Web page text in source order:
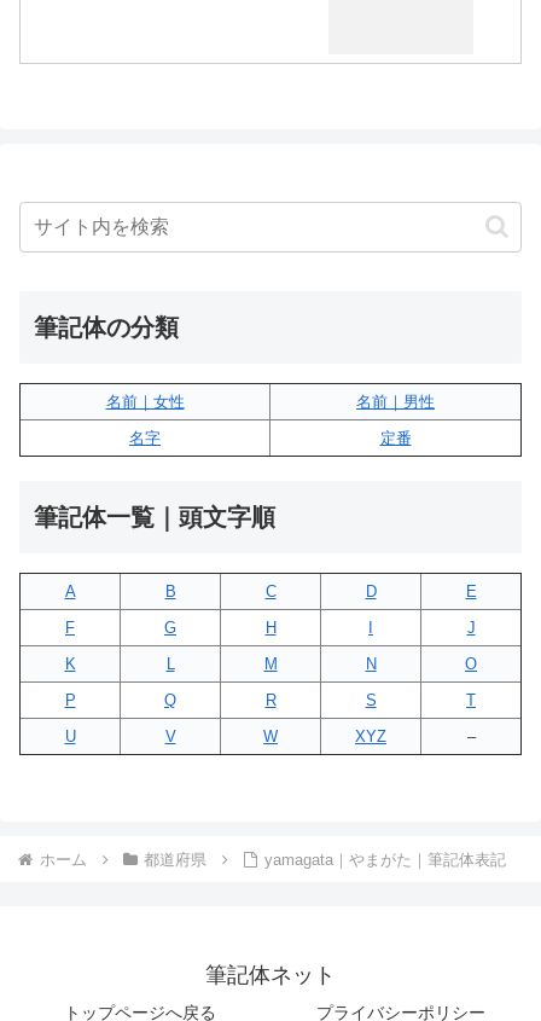
筆記体の分類
名前｜女性
名前｜男性
名字
定番
筆記体一覧｜頭文字順
A B C D
E
F
G H
J
K
L M N
O
P
Q R S
T
U
V W XYZ –
ホーム 都道府県 yamagata｜やまがた｜筆記体表記
筆記体ネット
トップページへ戻る プライバシーポリシー